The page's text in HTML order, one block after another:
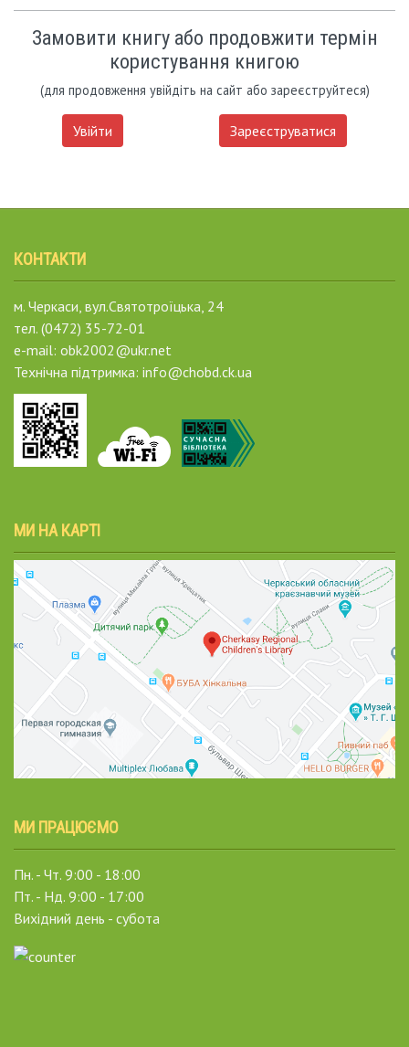
Замовити книгу або продовжити термін
користування книгою
(для продовження увійдіть на сайт або зареєструйтеся)
Увійти Зареєструватися
КОНТАКТИ
м. Черкаси, вул.Святотроїцька, 24
тел. (0472) 35-72-01
e-mail: obk2002@ukr.net
Технічна підтримка: info@chobd.ck.ua
МИ НА КАРТІ
МИ ПРАЦЮЄМО
Пн. - Чт. 9:00 - 18:00
Пт. - Нд. 9:00 - 17:00
Вихідний день - субота